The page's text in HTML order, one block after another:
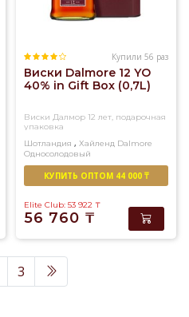
Купили 56 раз
Виски Dalmore 12 YO
40% in Gift Box (0,7L)
Виски Далмор 12 лет, подарочная
упаковка
Шотландия , Хайленд Dalmore
Односолодовый
КУПИТЬ ОПТОМ 44 000 ₸
Elite Club: 53 922 ₸
56 760 ₸
3